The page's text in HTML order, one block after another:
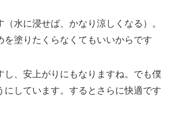
水に浸せば、かなり涼しくなる）。
塗りたくらなくてもいいからです
し、安上がりにもなりますね。でも僕
しています。するとさらに快適です